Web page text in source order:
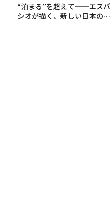
“泊まる”を超えて──エスパ
シオが描く、新しい日本のラ